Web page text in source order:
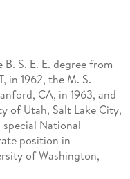
S. E. E. degree from
in 1962, the M. S.
CA, in 1963, and
of Utah, Salt Lake City,
special National
position in
of Washington,
at the University of